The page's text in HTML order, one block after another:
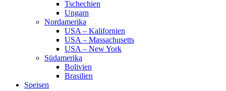
Tschechien
Ungarn
Nordamerika
USA – Kalifornien
USA – Massachusetts
USA – New York
Südamerika
Bolivien
Brasilien
Speisen